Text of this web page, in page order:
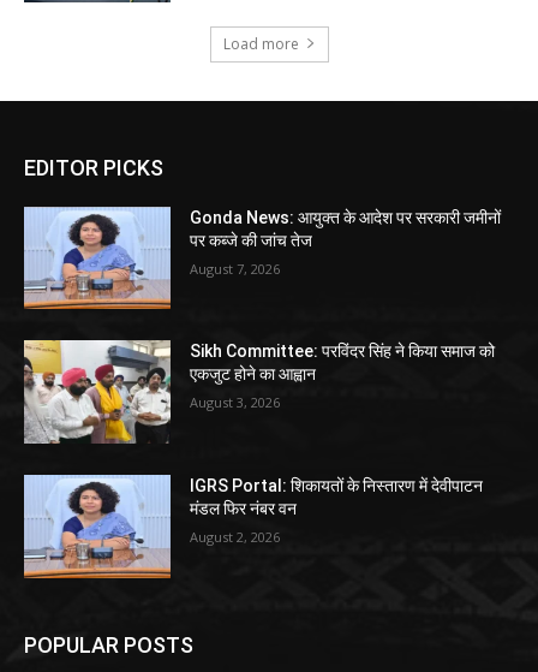
Load more
EDITOR PICKS
Gonda News: आयुक्त के आदेश पर सरकारी जमीनों
पर कब्जे की जांच तेज
August 7, 2026
Sikh Committee: परविंदर सिंह ने किया समाज को
एकजुट होने का आह्वान
August 3, 2026
IGRS Portal: शिकायतों के निस्तारण में देवीपाटन
मंडल फिर नंबर वन
August 2, 2026
POPULAR POSTS